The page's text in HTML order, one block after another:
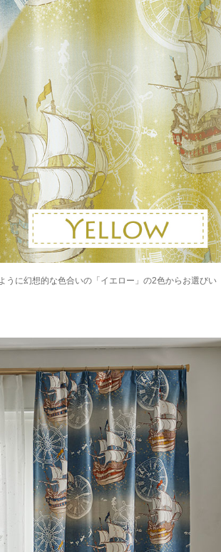
うに幻想的な色合いの「イエロー」の2色からお選びい